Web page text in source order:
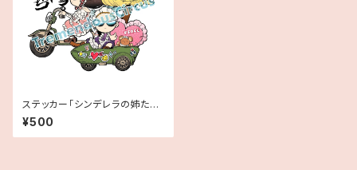
ステッカー「シンデレラの姉た
ち」
¥500